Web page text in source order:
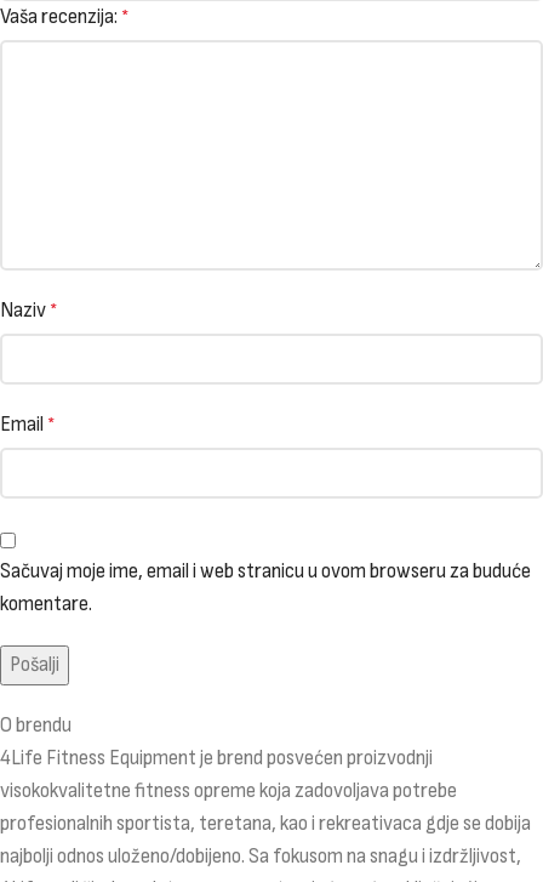
Vaša recenzija: *
Naziv *
Email *
Sačuvaj moje ime, email i web stranicu u ovom browseru za buduće
komentare.
O brendu
4Life Fitness Equipment je brend posvećen proizvodnji
visokokvalitetne fitness opreme koja zadovoljava potrebe
profesionalnih sportista, teretana, kao i rekreativaca gdje se dobija
najbolji odnos uloženo/dobijeno. Sa fokusom na snagu i izdržljivost,